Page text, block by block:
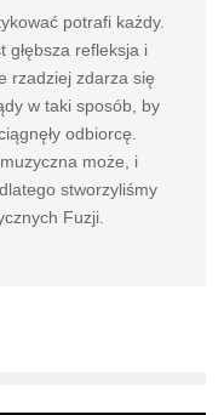
potrafi każdy.
głębsza refleksja i
rzadziej zdarza się
w taki sposób, by
odbiorcę.
może, i
stworzyliśmy
Fuzji.